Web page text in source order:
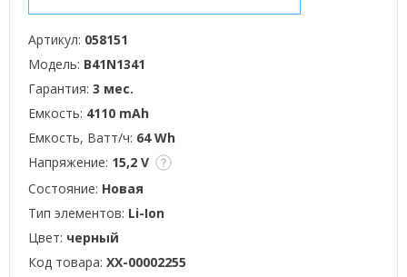
Артикул: 058151
Модель: B41N1341
Гарантия: 3 мес.
Емкость: 4110 mAh
Емкость, Ватт/ч: 64 Wh
Напряжение: 15,2 V
Состояние: Новая
Тип элементов: Li-Ion
Цвет: черный
Код товара: XX-00002255